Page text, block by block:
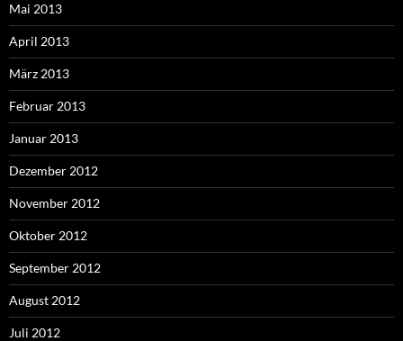
Mai 2013
April 2013
März 2013
Februar 2013
Januar 2013
Dezember 2012
November 2012
Oktober 2012
September 2012
August 2012
Juli 2012